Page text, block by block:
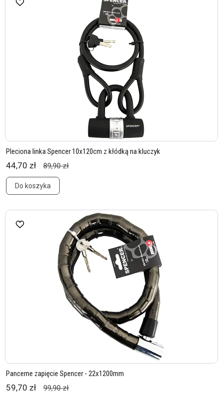
Pleciona linka Spencer 10x120cm z kłódką na kluczyk
44,70 zł 89,90 zł
Do koszyka
Pancerne zapięcie Spencer - 22x1200mm
59,70 zł 99,90 zł